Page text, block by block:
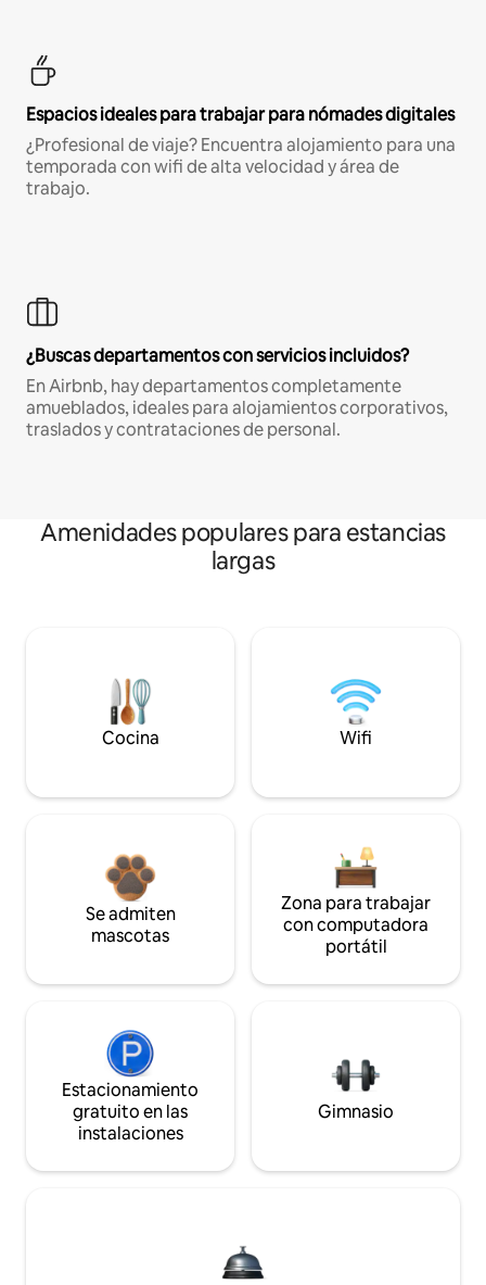
Espacios ideales para trabajar para nómades digitales
¿Profesional de viaje? Encuentra alojamiento para una
temporada con wifi de alta velocidad y área de
trabajo.
¿Buscas departamentos con servicios incluidos?
En Airbnb, hay departamentos completamente
amueblados, ideales para alojamientos corporativos,
traslados y contrataciones de personal.
Amenidades populares para estancias
largas
Cocina Wifi
Se admiten
mascotas
Zona para trabajar
con computadora
portátil
Estacionamiento
gratuito en las
instalaciones
Gimnasio